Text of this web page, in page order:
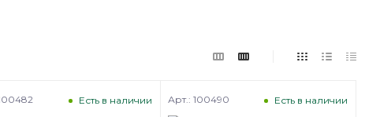
Есть в наличии Есть в наличии
Арт.: 100490